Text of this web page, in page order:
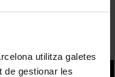
utilitza galetes
de gestionar les